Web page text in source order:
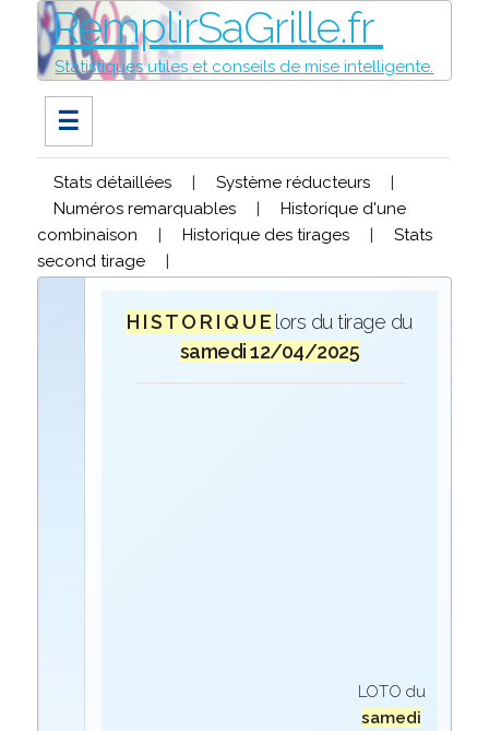
RemplirSaGrille.fr
Statistiques utiles et conseils de mise intelligente.
☰
Stats détaillées | Système réducteurs
|
Numéros remarquables
|
Historique d'une
combinaison
| Historique des tirages |
Stats
second tirage
|
H I S T O R I Q U E lors du tirage du
samedi 12/04/2025
LOTO du
samedi